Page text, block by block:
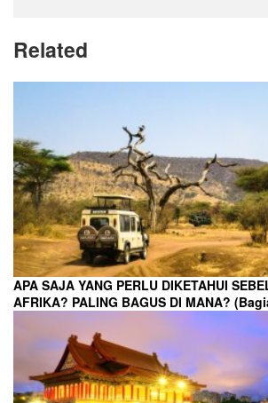
Related
APA SAJA YANG PERLU DIKETAHUI
AFRIKA? PALING BAGUS DI MANA?